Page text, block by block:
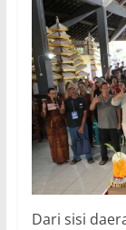
Dari sisi